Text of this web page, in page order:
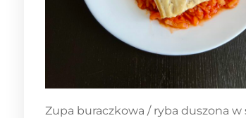
Zupa buraczkowa / ryba duszona